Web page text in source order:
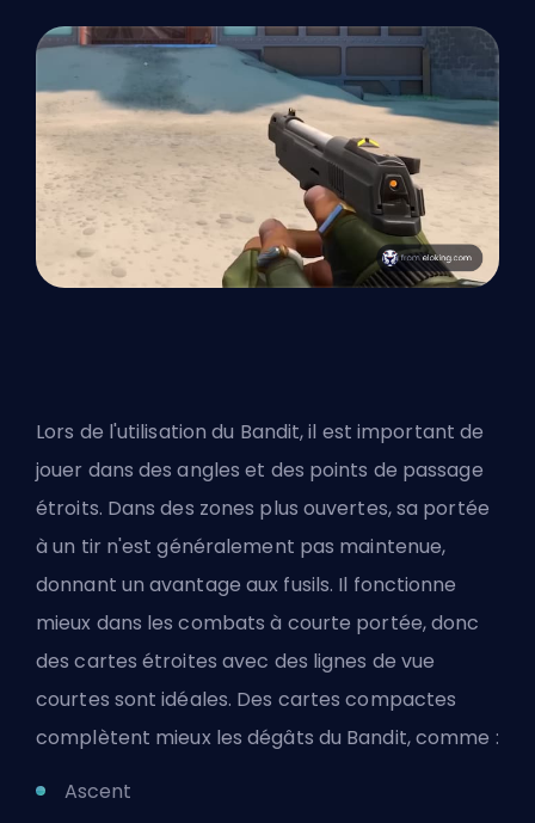
Lors de l'utilisation du Bandit, il est important de
jouer dans des angles et des points de passage
étroits. Dans des zones plus ouvertes, sa portée
à un tir n'est généralement pas maintenue,
donnant un avantage aux fusils. Il fonctionne
mieux dans les combats à courte portée, donc
des cartes étroites avec des lignes de vue
courtes sont idéales. Des cartes compactes
complètent mieux les dégâts du Bandit, comme :
Ascent